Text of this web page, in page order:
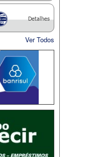
Detalhes
Ver Todos